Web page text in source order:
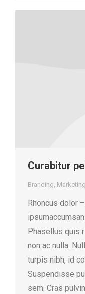
Curabitur
Branding, Marketing
Rhoncus dolor
Phasellus quis
non ac nulla.
turpis nibh, id
Suspendisse
sem. Cras